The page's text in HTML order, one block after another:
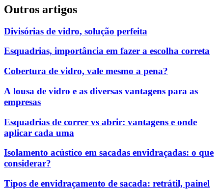
Outros artigos
Divisórias de vidro, solução perfeita
Esquadrias, importância em fazer a escolha correta
Cobertura de vidro, vale mesmo a pena?
A lousa de vidro e as diversas vantagens para as
empresas
Esquadrias de correr vs abrir: vantagens e onde
aplicar cada uma
Isolamento acústico em sacadas envidraçadas: o que
considerar?
Tipos de envidraçamento de sacada: retrátil, painel